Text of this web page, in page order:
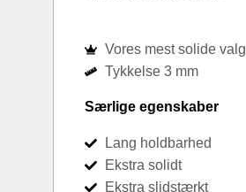
Vores mest solide valg
Tykkelse 3 mm
Særlige egenskaber
Lang holdbarhed
Ekstra solidt
Ekstra slidstærkt